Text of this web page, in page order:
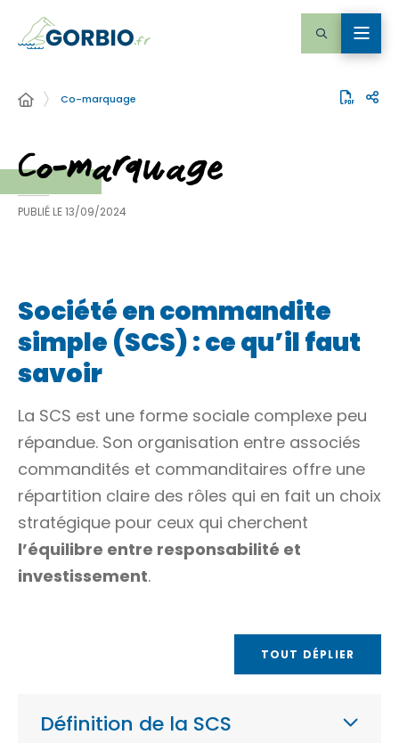
Co-marquage
Co-marquage
PUBLIÉ LE13/09/2024
Société en commandite
simple (SCS) : ce qu’il faut
savoir
La SCS est une forme sociale complexe peu
répandue. Son organisation entre associés
commandités et commanditaires offre une
répartition claire des rôles qui en fait un choix
stratégique pour ceux qui cherchent
l’équilibre entre responsabilité et
investissement.
TOUT DÉPLIER
Définition de la SCS